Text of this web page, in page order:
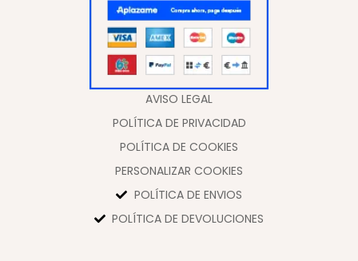
AVISO LEGAL
POLÍTICA DE PRIVACIDAD
POLÍTICA DE COOKIES
PERSONALIZAR COOKIES
POLÍTICA DE ENVIOS
POLÍTICA DE DEVOLUCIONES